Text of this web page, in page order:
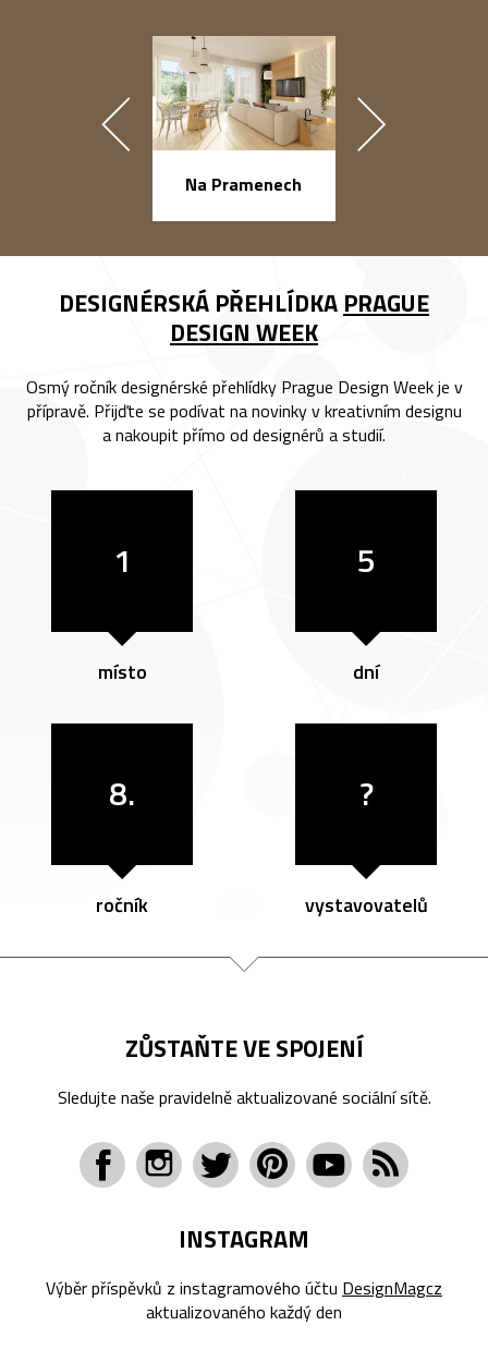
Na Pramenech
DESIGNÉRSKÁ PŘEHLÍDKA PRAGUE
DESIGN WEEK
Osmý ročník designérské přehlídky Prague Design Week je v
přípravě. Přijďte se podívat na novinky v kreativním designu
a nakoupit přímo od designérů a studií.
1
místo
5
dní
8.
ročník
?
vystavovatelů
ZŮSTAŇTE VE SPOJENÍ
Sledujte naše pravidelně aktualizované sociální sítě.
INSTAGRAM
Výběr příspěvků z instagramového účtu DesignMagcz
aktualizovaného každý den